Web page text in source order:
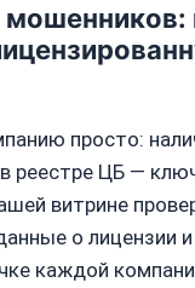
мошенников:
просто:
в реестре ЦБ —
витрине
о лицензии
каждой